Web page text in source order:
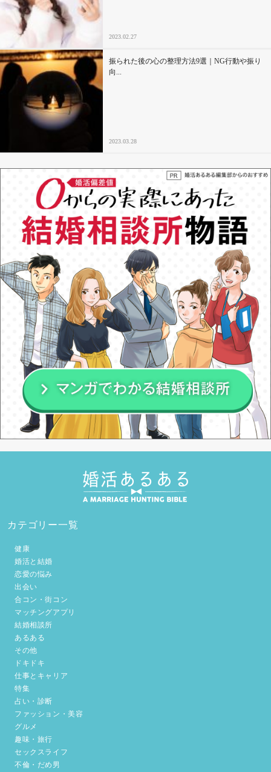
2023.02.27
振られた後の心の整理方法9選｜NG行動や振り
向...
2023.03.28
カテゴリー一覧
健康
婚活と結婚
恋愛の悩み
出会い
合コン・街コン
マッチングアプリ
結婚相談所
あるある
その他
ドキドキ
仕事とキャリア
特集
占い・診断
ファッション・美容
グルメ
趣味・旅行
セックスライフ
不倫・だめ男